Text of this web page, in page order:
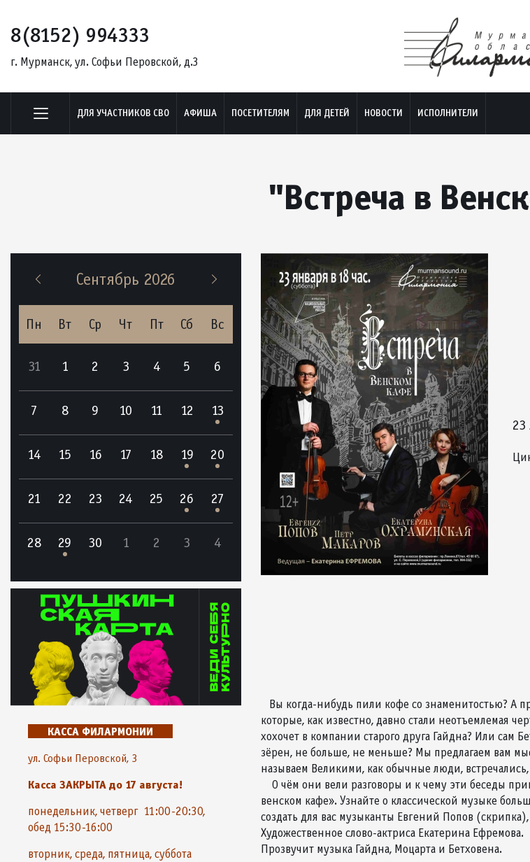
8(8152) 994333
г. Мурманск, ул. Софьи Перовской, д.3
ДЛЯ УЧАСТНИКОВ СВО АФИША ПОСЕТИТЕЛЯМ ДЛЯ ДЕТЕЙ НОВОСТИ ИСПОЛНИТЕЛИ
"Встреча в
Сентябрь 2026
Пн Вт Ср Чт Пт Сб Вс
31 1 2 3 4 5 6
7 8 9 10 11 12 13
14 15 16 17 18 19 20
21 22 23 24 25 26 27
28 29 30 1 2 3 4
КАССА ФИЛАРМОНИИ
ул. Софьи Перовской, 3
Касса ЗАКРЫТА до 17 августа!
понедельник, четверг 11:00-20:30,
обед 15:30-16:00
вторник, среда, пятница, суббота
23
Вы когда-нибудь пили кофе со знаменитостью? А
которые, как известно, давно стали неотъемлемая
хохочет в компании старого друга Гайдна? Или сам
зёрен, не больше, не меньше? Мы предлагаем вам
называем Великими, как обычные люди,
О чём они вели разговоры и к чему эти беседы
венском кафе». Узнайте о классической музыке
создать для вас музыканты Евгений Попов
Художественное слово-актриса Екатерина Ефремова.
Прозвучит музыка Гайдна, Моцарта и Бетховена.